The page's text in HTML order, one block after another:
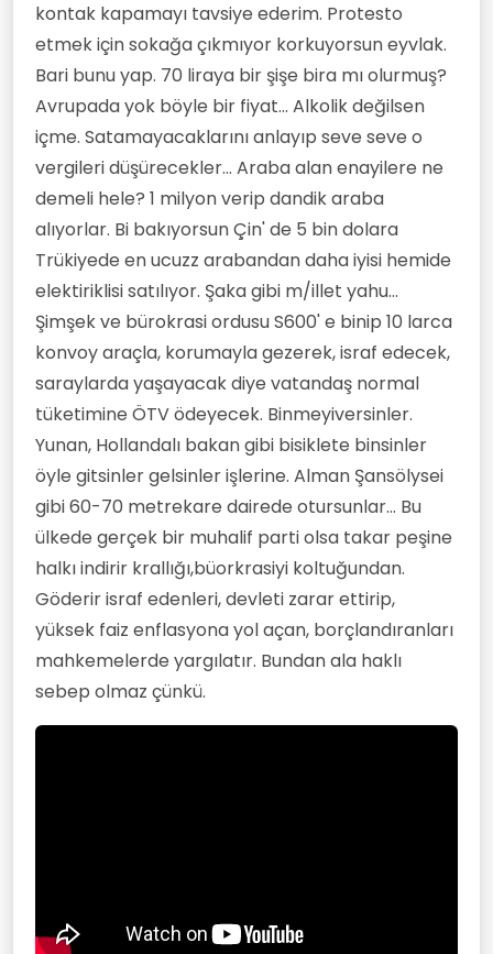
kontak kapamayı tavsiye ederim. Protesto
etmek için sokağa çıkmıyor korkuyorsun eyvlak.
Bari bunu yap. 70 liraya bir şişe bira mı olurmuş?
Avrupada yok böyle bir fiyat... Alkolik değilsen
içme. Satamayacaklarını anlayıp seve seve o
vergileri düşürecekler... Araba alan enayilere ne
demeli hele? 1 milyon verip dandik araba
alıyorlar. Bi bakıyorsun Çin' de 5 bin dolara
Trükiyede en ucuzz arabandan daha iyisi hemide
elektiriklisi satılıyor. Şaka gibi m/illet yahu...
Şimşek ve bürokrasi ordusu S600' e binip 10 larca
konvoy araçla, korumayla gezerek, israf edecek,
saraylarda yaşayacak diye vatandaş normal
tüketimine ÖTV ödeyecek. Binmeyiversinler.
Yunan, Hollandalı bakan gibi bisiklete binsinler
öyle gitsinler gelsinler işlerine. Alman Şansölysei
gibi 60-70 metrekare dairede otursunlar... Bu
ülkede gerçek bir muhalif parti olsa takar peşine
halkı indirir krallığı,büorkrasiyi koltuğundan.
Göderir israf edenleri, devleti zarar ettirip,
yüksek faiz enflasyona yol açan, borçlandıranları
mahkemelerde yargılatır. Bundan ala haklı
sebep olmaz çünkü.